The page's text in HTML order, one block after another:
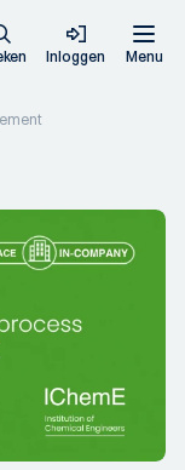
Inloggen Menu